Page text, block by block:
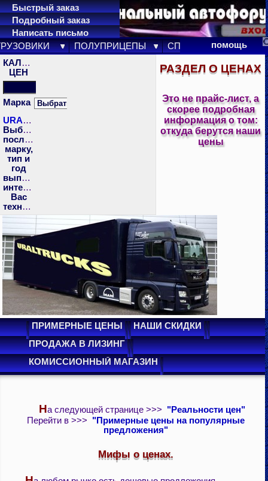
Быстрый заказ
Подробный заказ
Написать письмо
карта сайта
помощь
КАЛЬКУЛЯТОР
ЦЕН
Марка
URALTRUCKS
Выберите
последовательно
марку,
тип и
год
выпуска
интересующей
Вас
техники!
РАЗДЕЛ О ЦЕНАХ
Это не прайс-лист, а
скорее подробная
информация о том:
откуда берутся наши
цены
ПРИМЕРНЫЕ ЦЕНЫ
НАШИ СКИДКИ
ПРОДАЖА В ЛИЗИНГ
КОМИССИОННЫЙ МАГАЗИН
На следующей странице >>> "Реальности цен"
Перейти в >>> "Примерные цены на популярные
предложения"
Мифы о ценах.
ПОЛУПРИЦЕПЫ СПЕЦТЕХНИКА